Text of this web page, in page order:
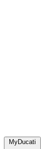
MyDucati